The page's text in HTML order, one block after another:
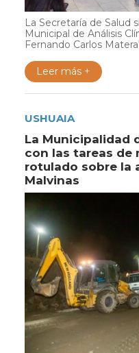
La Secretaría de Salud
Municipal de Análisis
Fernando Carlos
Leer más +
USHUAIA
La Municipalidad
con las tareas de
rotulado sobre la
Malvinas